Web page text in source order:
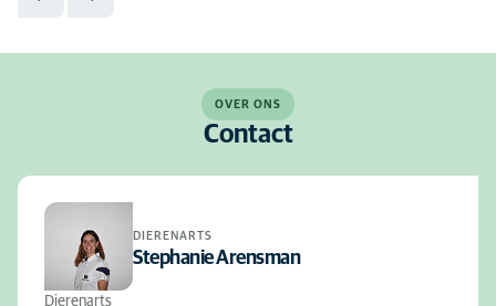
OVER ONS
Contact
DIERENARTS
Stephanie Arensman
Dierenarts